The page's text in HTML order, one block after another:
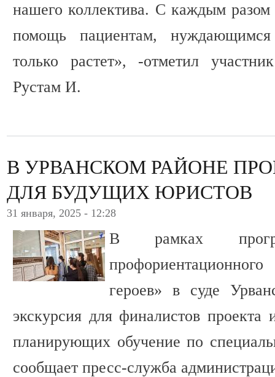
нашего коллектива. С каждым
помощь пациентам,
только растет», -отметил
Рустам И.
В УРВАНСКОМ РАЙОНЕ
ДЛЯ БУДУЩИХ ЮРИСТОВ
31 января, 2025 - 12:28
В рамках
героев» в суде
экскурсия для финалистов
планирующих обучение по
сообщает пресс-служба